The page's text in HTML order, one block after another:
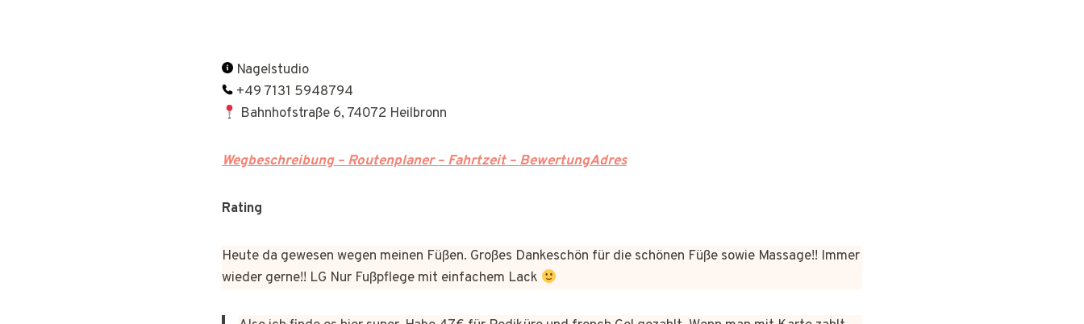
Nagelstudio
+49 7131 5948794
Bahnhofstraße 6, 74072 Heilbronn
Wegbeschreibung – Routenplaner – Fahrtzeit – BewertungAdres
Rating
Heute da gewesen wegen meinen Füßen. Großes Dankeschön für die schönen Füße sowie Massage!! Immer
wieder gerne!! LG Nur Fußpflege mit einfachem Lack